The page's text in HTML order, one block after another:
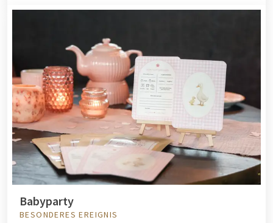
Babyparty
BESONDERES EREIGNIS